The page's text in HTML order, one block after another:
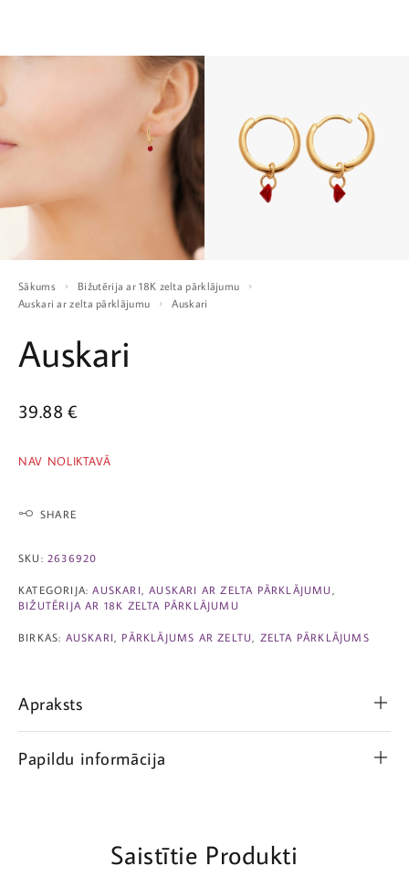
Sākums
Bižutērija ar 18K zelta pārklājumu
Auskari ar zelta pārklājumu
Auskari
Auskari
39.88€
NAV NOLIKTAVĀ
SHARE
SKU: 2636920
KATEGORIJA:AUSKARI ,AUSKARI AR ZELTA PĀRKLĀJUMU
BIŽUTĒRIJA AR 18K ZELTA PĀRKLĀJUMU
BIRKAS: AUSKARI PĀRKLĀJUMS AR ZELTU ZELTA PĀRKLĀJUMS
Apraksts
Papildu informācija
Saistītie Produkti